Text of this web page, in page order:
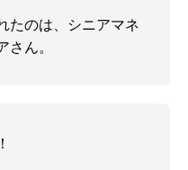
たのは、シニアマネ
さん。